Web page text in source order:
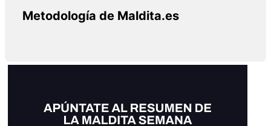
Metodología de Maldita.es